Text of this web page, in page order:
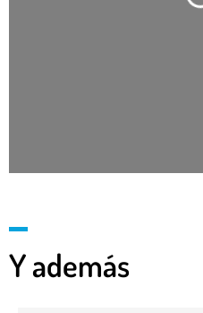
Y además